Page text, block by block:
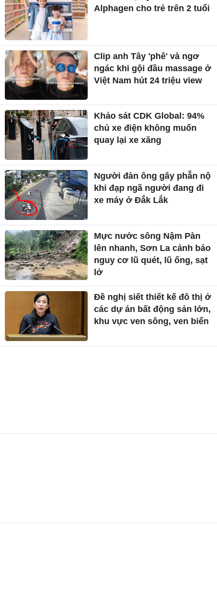
Alphagen cho trẻ trên 2 tuổi
Clip anh Tây 'phê' và ngơ
ngác khi gội đầu massage ở
Việt Nam hút 24 triệu view
Khảo sát CDK Global: 94%
chủ xe điện không muốn
quay lại xe xăng
Người đàn ông gây phẫn nộ
khi đạp ngã người đang đi
xe máy ở Đắk Lắk
Mực nước sông Nậm Pàn
lên nhanh, Sơn La cảnh báo
nguy cơ lũ quét, lũ ống, sạt
lở
Đề nghị siết thiết kế đô thị ở
các dự án bất động sản lớn,
khu vực ven sông, ven biển